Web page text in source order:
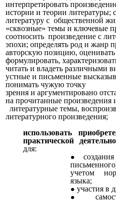
интерпретировать
истории и теории литературы;
литературу с общественной
«сквозные» темы и ключевые
соотносить произведение с
эпохи; определять род и жанр
авторскую позицию, оценивать
формулировать,
читать и владеть различными
устные и письменные
понимать чужую точку
зрения и аргументировано
на прочитанные произведения
литературные темы,
литературного произведения;
использовать
практической
для:
учетом
языка;
участия в